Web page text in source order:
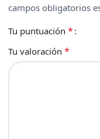
campos obligatorios
Tu puntuación *
Tu valoración *